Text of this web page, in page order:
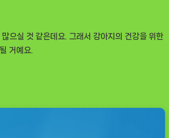
으실 것 같은데요. 그래서 강아지의 건강을 위한
거예요.